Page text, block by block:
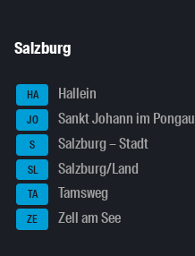
Salzburg
HA Hallein
JO Sankt Johann im Pongau
S Salzburg – Stadt
SL Salzburg/Land
TA Tamsweg
ZE Zell am See